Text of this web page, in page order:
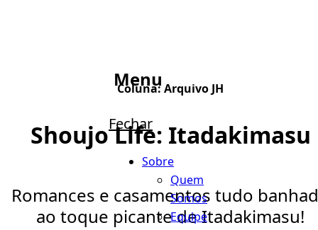
Menu
Fechar
Sobre
Quem
Somos
Equipe
Coluna:Arquivo JH
Shoujo Life: Itadakimasu
Romances e casamentos tudo
ao toque picante de Itadakimasu!